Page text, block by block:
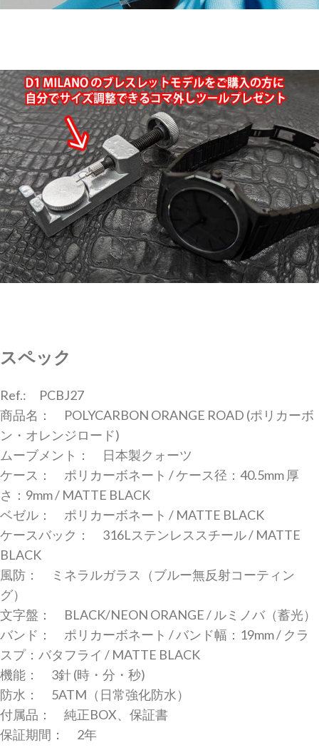
スペック
Ref.: PCBJ27
商品名： POLYCARBON ORANGE ROAD (ポリカーボ
ン・オレンジロード)
ムーブメント： 日本製クォーツ
ケース： ポリカーボネート / ケース径：40.5mm 厚
さ：9mm / MATTE BLACK
ベゼル： ポリカーボネート / MATTE BLACK
ケースバック： 316Lステンレススチール / MATTE
BLACK
風防： ミネラルガラス（ブルー無反射コーティン
グ）
文字盤： BLACK/NEON ORANGE / ルミノバ（蓄光）
バンド： ポリカーボネート / バンド幅：19mm / クラ
スプ：バタフライ / MATTE BLACK
機能： 3針 (時・分・秒)
防水： 5ATM（日常強化防水）
付属品： 純正BOX、保証書
保証期間： 2年